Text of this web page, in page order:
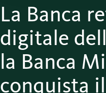
La Banca
digitale
la Banca
conquista